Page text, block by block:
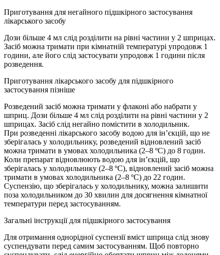
Приготування для негайного підшкірного застосування
лікарського засобу
Дози більше 4 мл слід розділити на рівні частини у 2 шприцах.
Засіб можна тримати при кімнатній температурі упродовж 1
години, але його слід застосувати упродовж 1 години після
розведення.
Приготування лікарського засобу для підшкірного
застосування пізніше
Розведений засіб можна тримати у флаконі або набрати у
шприц. Дози більше 4 мл слід розділити на рівні частини у 2
шприцах. Засіб слід негайно помістити в холодильник.
При розведенні лікарського засобу водою для ін’єкцій, що не
зберігалась у холодильнику, розведений відновлений засіб
можна тримати в умовах холодильника (2–8 ºC) до 8 годин.
Коли препарат відновлюють водою для ін’єкцій, що
зберігалась у холодильнику (2–8 ºC), відновлений засіб можна
тримати в умовах холодильника (2–8 ºC) до 22 годин.
Суспензію, що зберігалась у холодильнику, можна залишити
поза холодильником до 30 хвилин для досягнення кімнатної
температури перед застосуванням.
Загальні інструкції для підшкірного застосування
Для отримання однорідної суспензії вміст шприца слід знову
суспендувати перед самим застосуванням. Щоб повторно